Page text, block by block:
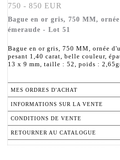
750 - 850 EUR
Bague en or gris, 750 MM,
émeraude - Lot 51
Bague en or gris, 750 MM, ornée
pesant 1,40 carat, belle couleur,
13 x 9 mm, taille : 52, poids :
MES ORDRES D'ACHAT
INFORMATIONS SUR LA VENTE
CONDITIONS DE VENTE
RETOURNER AU CATALOGUE